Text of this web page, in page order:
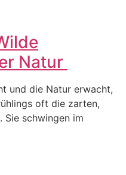
Natur
und die Natur erwacht,
oft die zar­ten,
Sie schwin­gen im